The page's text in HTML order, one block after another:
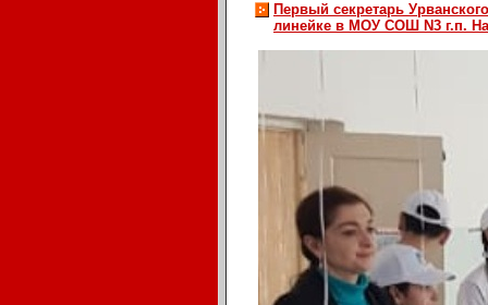
Первый секретарь
линейке в МОУ СОШ N3 г.п.